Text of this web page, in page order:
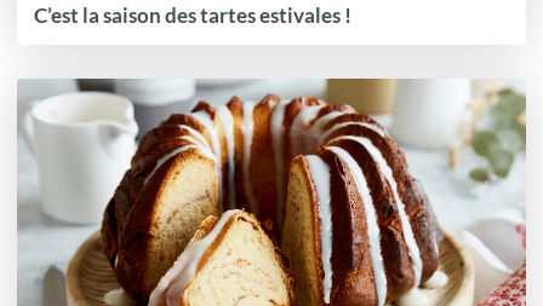
C’est la saison des tartes estivales !